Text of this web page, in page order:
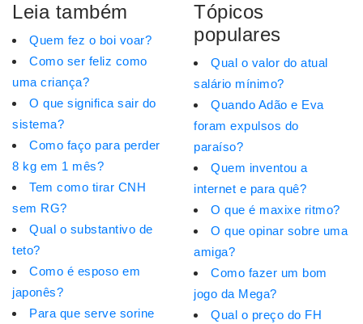
Leia também
Quem fez o boi voar?
Como ser feliz como
uma criança?
O que significa sair do
sistema?
Como faço para perder
8 kg em 1 mês?
Tem como tirar CNH
sem RG?
Qual o substantivo de
teto?
Como é esposo em
japonês?
Para que serve sorine
Tópicos
populares
Qual o valor do atual
salário mínimo?
Quando Adão e Eva
foram expulsos do
paraíso?
Quem inventou a
internet e para quê?
O que é maxixe ritmo?
O que opinar sobre uma
amiga?
Como fazer um bom
jogo da Mega?
Qual o preço do FH